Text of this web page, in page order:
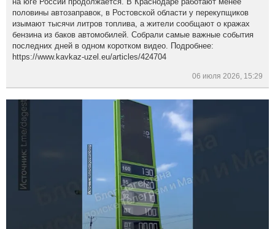
половины автозаправок, в Ростовской области у перекупщиков
изымают тысячи литров топлива, а жители сообщают о кражах
бензина из баков автомобилей. Собрали самые важные события
последних дней в одном коротком видео. Подробнее:
https://www.kavkaz-uzel.eu/articles/424704
06 июля 2026, 15:29